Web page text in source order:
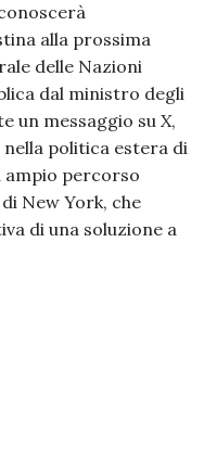
alla prossima
delle Nazioni
dal ministro degli
un messaggio su X,
politica estera di
ampio percorso
New York, che
di una soluzione a